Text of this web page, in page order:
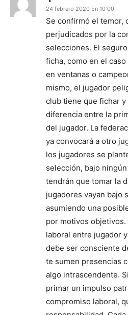
24 febrero 2020 En 10:00
Se confirmó el temor,
perjudicados por la
selecciones. El
ficha, como en el
en ventanas o
mismo, el jugador
club tiene que fichar
diferencia entre la
del jugador. La
ya convocará a otro
los jugadores se
selección, bajo
tendrán que tomar la
jugadores vayan bajo
asumiendo una
por motivos
laboral entre jugador
debe ser consciente
te sumen presencias
algo intrascendente.
primar un impulso
compromiso laboral,